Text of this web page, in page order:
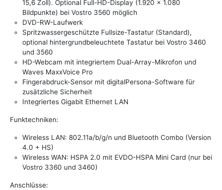
15,6 Zoll). Optional Full-HD-Display (1.920 x 1.080
Bildpunkte) bei Vostro 3560 möglich
DVD-RW-Laufwerk
Spritzwassergeschützte Fullsize-Tastatur (Standard),
optional hintergrundbeleuchtete Tastatur bei Vostro 3460
und 3560
HD-Webcam mit integriertem Dual-Array-Mikrofon und
Waves MaxxVoice Pro
Fingerabdruck-Sensor mit digitalPersona-Software für
zusätzliche Sicherheit
Integriertes Gigabit Ethernet LAN
Funktechniken:
Wireless LAN: 802.11a/b/g/n und Bluetooth Combo (Version
4.0 + HS)
Wireless WAN: HSPA 2.0 mit EVDO-HSPA Mini Card (nur bei
Vostro 3360 und 3460)
Anschlüsse: